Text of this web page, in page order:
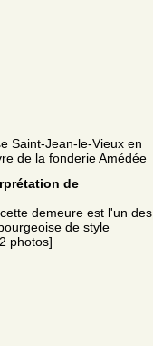
Saint-Jean-le-Vieux en
de la fonderie Amédée
de
demeure est l'un des
de style
photos]